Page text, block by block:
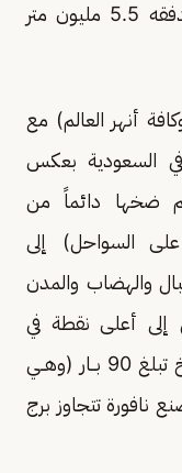
يوازي ضعفي نهر التايمز الذي يبلغ تدفقه 5.5 مليون متر
أنهر العالم) مع
في السعودية بعكس
ضخها دائماً من
السواحل) إلى
والهضاب والمدن
إلى أعلى نقطة في
السعودية بارتفاع 3000 متر وبقـوة ضخ تبلغ 90 بــار (وهــي
تتجاوز برج